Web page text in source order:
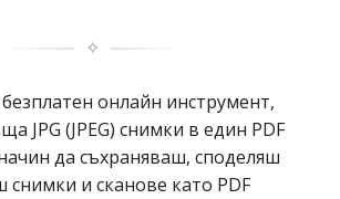
✧
безплатен онлайн инструмент,
JPG (JPEG) снимки в един PDF
да съхраняваш, споделяш
и сканове като PDF